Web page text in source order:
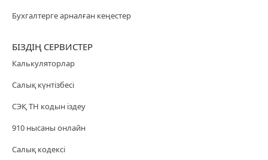
Бухгалтерге арналған кеңестер
БІЗДІҢ СЕРВИСТЕР
Калькуляторлар
Салық күнтізбесі
СЭҚ ТН кодын іздеу
910 нысаны онлайн
Салық кодексі